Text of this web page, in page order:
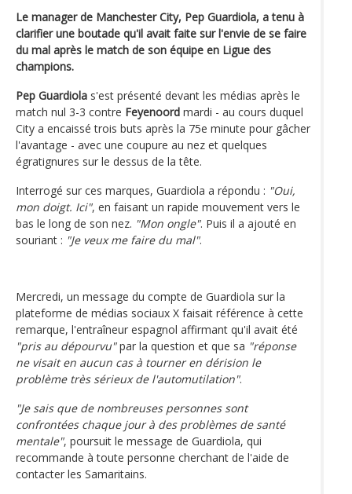
Le manager de Manchester City, Pep Guardiola, a tenu à
clarifier une boutade qu'il avait faite sur l'envie de se faire
du mal après le match de son équipe en Ligue des
champions.
Pep Guardiola s'est présenté devant les médias après le
match nul 3-3 contre Feyenoord mardi - au cours duquel
City a encaissé trois buts après la 75e minute pour gâcher
l'avantage - avec une coupure au nez et quelques
égratignures sur le dessus de la tête.
Interrogé sur ces marques, Guardiola a répondu : "Oui,
mon doigt. Ici", en faisant un rapide mouvement vers le
bas le long de son nez. "Mon ongle". Puis il a ajouté en
souriant : "Je veux me faire du mal".
Mercredi, un message du compte de Guardiola sur la
plateforme de médias sociaux X faisait référence à cette
remarque, l'entraîneur espagnol affirmant qu'il avait été
"pris au dépourvu"par la question et que sa "réponse
ne visait en aucun cas à tourner en dérision le
problème très sérieux de l'automutilation".
"Je sais que de nombreuses personnes sont
confrontées chaque jour à des problèmes de santé
mentale", poursuit le message de Guardiola, qui
recommande à toute personne cherchant de l'aide de
contacter les Samaritains.